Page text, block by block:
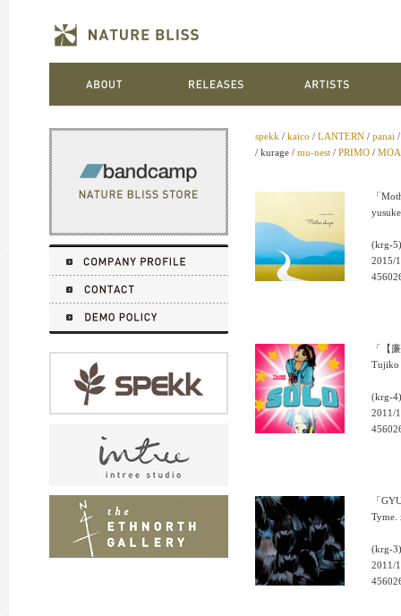
spekk / kaico / LANTERN / panai
/ kurage / mu-nest / PRIMO /
「
(krg-5)
2015/
「【
Tujiko
(krg-4)
2011/
「
Tyme.
(krg-3)
2011/